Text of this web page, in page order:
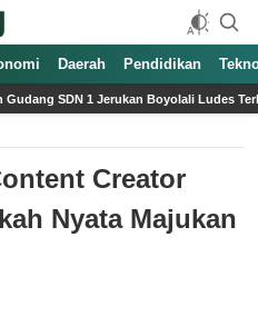
Daerah Pendidikan
Ludes Terbakar, Diduga Gara-gara
Creator
Nyata Majukan